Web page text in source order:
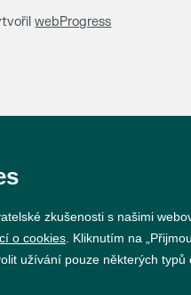
webProgress
zkušenosti s našimi
o cookies . Kliknutím na
užívání pouze některých